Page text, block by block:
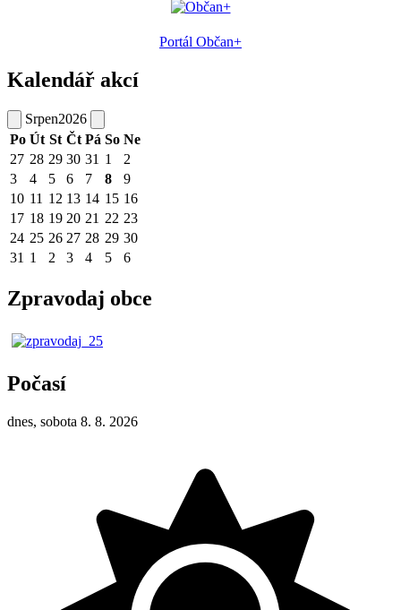
Portál Občan+
Kalendář akcí
Srpen2026
Po Út St Čt Pá So Ne
27 28 29 30 31 1
2
3
4 5 6 7 8
9
10 11 12 13 14 15 16
17 18 19 20 21 22 23
24 25 26 27 28 29 30
31 1 2 3 4 5 6
Zpravodaj obce
Počasí
dnes, sobota 8. 8. 2026